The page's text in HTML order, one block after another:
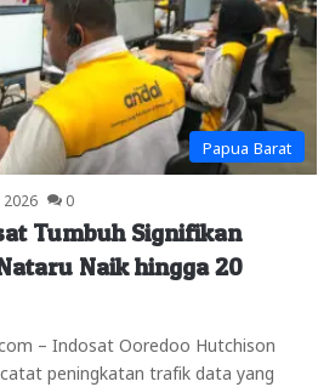
Papua Barat
2026 0
Tumbuh Signifikan
Naik hingga 20
– Indosat Ooredoo Hutchison
peningkatan trafik data yang